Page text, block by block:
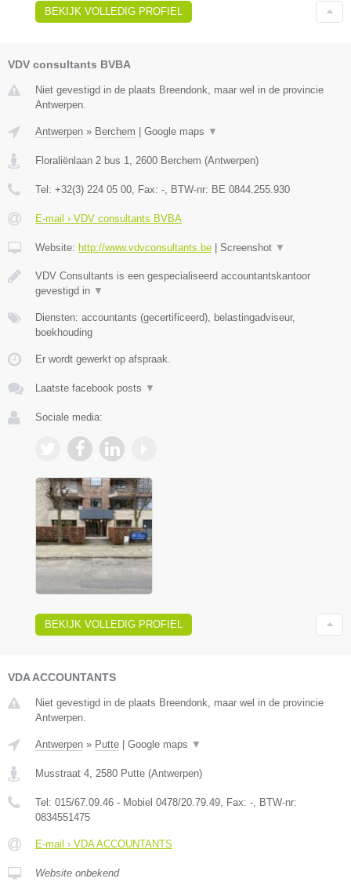
BEKIJK VOLLEDIG PROFIEL
VDV consultants BVBA
Niet gevestigd in de plaats Breendonk, maar wel in de provincie
Antwerpen.
Antwerpen » Berchem | Google maps ▼
Floraliënlaan 2 bus 1 2600 Berchem (Antwerpen)
Tel: +32(3) 224 05 00 , Fax: - , BTW-nr: BE 0844.255.930
E-mail › VDV consultants BVBA
Website: http://www.vdvconsultants.be | Screenshot ▼
VDV Consultants is een gespecialiseerd accountantskantoor
gevestigd in ▼
Diensten: accountants (gecertificeerd), belastingadviseur,
boekhouding
Er wordt gewerkt op afspraak.
Laatste facebook posts ▼
Sociale media:
BEKIJK VOLLEDIG PROFIEL
VDA ACCOUNTANTS
Niet gevestigd in de plaats Breendonk, maar wel in de provincie
Antwerpen.
Antwerpen » Putte | Google maps ▼
Musstraat 4 2580 Putte (Antwerpen)
Tel: 015/67.09.46 - Mobiel 0478/20.79.49 , Fax: - , BTW-nr:
0834551475
E-mail › VDA ACCOUNTANTS
Website onbekend